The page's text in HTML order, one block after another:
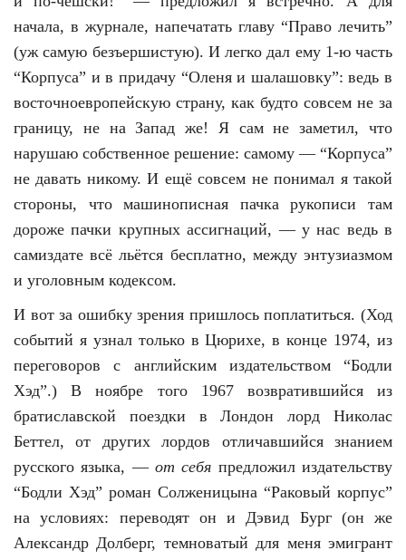
начала, в журнале, напечатать главу “Право лечить”
(уж самую безъершистую). И легко дал ему 1-ю часть
“Корпуса” и в придачу “Оленя и шалашовку”: ведь в
восточноевропейскую страну, как будто совсем не за
границу, не на Запад же! Я сам не заметил, что
нарушаю собственное решение: самому — “Корпуса”
не давать никому. И ещё совсем не понимал я такой
стороны, что машинописная пачка рукописи там
дороже пачки крупных ассигнаций, — у нас ведь в
самиздате всё льётся бесплатно, между энтузиазмом
и уголовным кодексом.
И вот за ошибку зрения пришлось поплатиться. (Ход
событий я узнал только в Цюрихе, в конце 1974, из
переговоров с английским издательством “Бодли
Хэд”.) В ноябре того 1967 возвратившийся из
братиславской поездки в Лондон лорд Николас
Беттел, от других лордов отличавшийся знанием
русского языка, — от себя предложил издательству
“Бодли Хэд” роман Солженицына “Раковый корпус”
на условиях: переводят он и Дэвид Бург (он же
Александр Долберг, темноватый для меня эмигрант